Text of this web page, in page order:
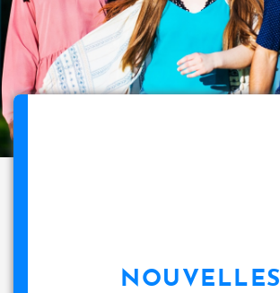
NOUVELLES